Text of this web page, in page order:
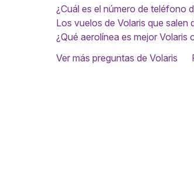
¿Cuál es el número de teléfono
Los vuelos de Volaris que salen
¿Qué aerolínea es mejor Volaris
Ver más preguntas de Volaris